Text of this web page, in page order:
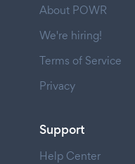
About POWR
We're hiring!
Terms of Service
Privacy
Support
Help Center